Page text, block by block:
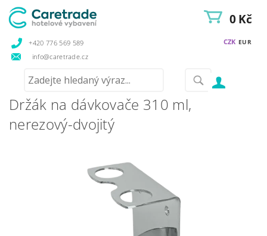
+420 776 569 589
info@caretrade.cz
CZK EUR
0 Kč
Držák na dávkovače 310 ml,
nerezový-dvojitý